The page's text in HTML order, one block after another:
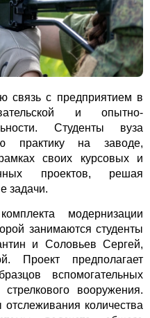
связь с предприятием в
и опытно-
Студенты вуза
практику на заводе,
своих курсовых и
проектов, решая
задачи.
модернизации
занимаются студенты
и Соловьев Сергей,
Проект предполагает
вспомогательных
вооружения.
отслеживания количества